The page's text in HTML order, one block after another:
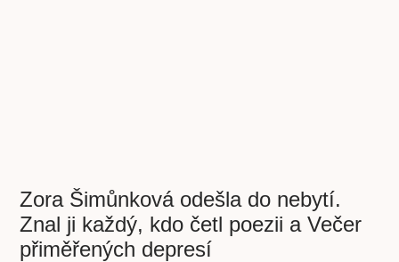
Zora Šimůnková odešla do nebytí.
Znal ji každý, kdo četl poezii a Večer
přiměřených depresí